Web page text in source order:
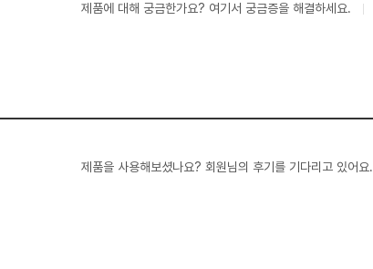
제품에 대해 궁금한가요? 여기서 궁금증을 해결하세요.
제품을 사용해보셨나요? 회원님의 후기를 기다리고 있어요.